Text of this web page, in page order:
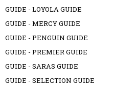
GUIDE - LOYOLA GUIDE
GUIDE - MERCY GUIDE
GUIDE - PENGUIN GUIDE
GUIDE - PREMIER GUIDE
GUIDE - SARAS GUIDE
GUIDE - SELECTION GUIDE